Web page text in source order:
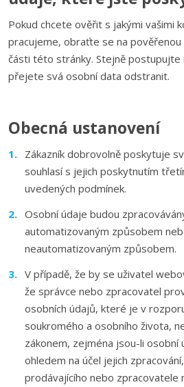
Pokud chcete ověřit s jakými vašimi
pracujeme, obraťte se na
části této stránky. Stejně postupujte
přejete svá osobní data odstranit.
Obecná ustanovení
Zákazník dobrovolně poskytuje
souhlasí s jejich poskytnutím
uvedených podmínek.
Osobní údaje budou
automatizovaným způsobem
neautomatizovaným způsobem.
V případě, že by se uživatel
že správce nebo zpracovatel
osobních údajů, které je v
soukromého a osobního života,
zákonem, zejména jsou-li osobní
ohledem na účel jejich
prodávajícího nebo zpracovatele